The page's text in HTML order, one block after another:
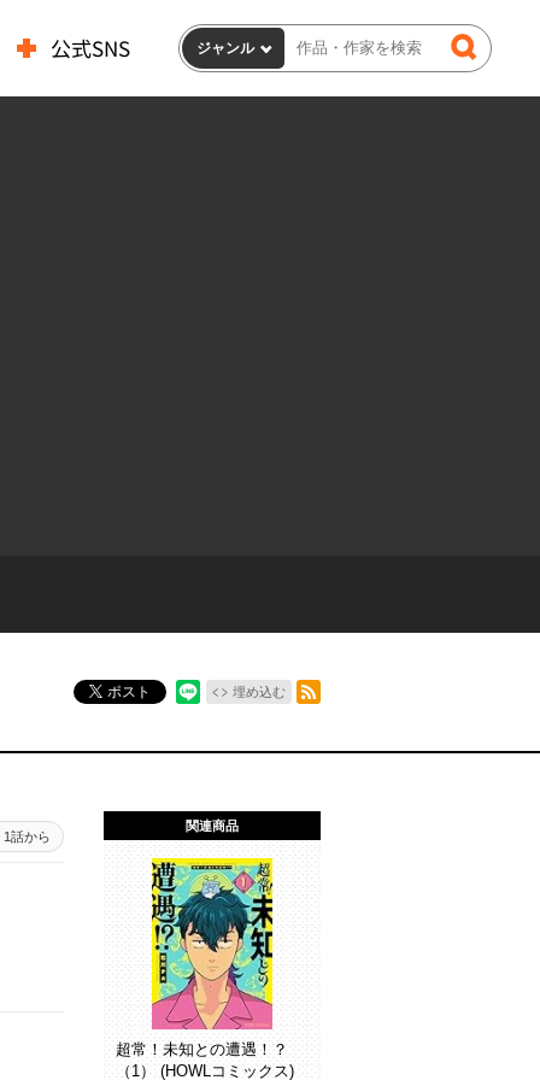
公式SNS
ポスト 埋め込む
1話から
関連商品
超常！未知との遭遇！？
（1） (HOWLコミックス)